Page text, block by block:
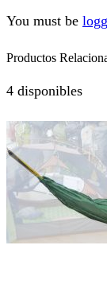
You must be
Productos
4 disponibles